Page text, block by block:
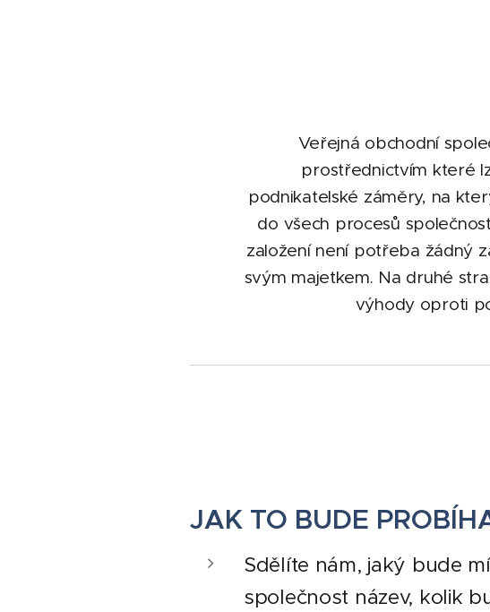
Veřejná obchodní
prostřednictvím které
podnikatelské záměry, na
do všech procesů
založení není potřeba žádný
svým majetkem. Na druhé
výhody oproti
JAK TO BUDE
Sdělíte nám, jaký bude
společnost název, kolik